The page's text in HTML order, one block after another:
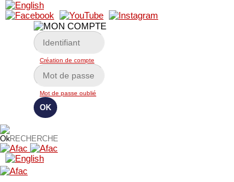
Création de compte
Mot de passe oublié